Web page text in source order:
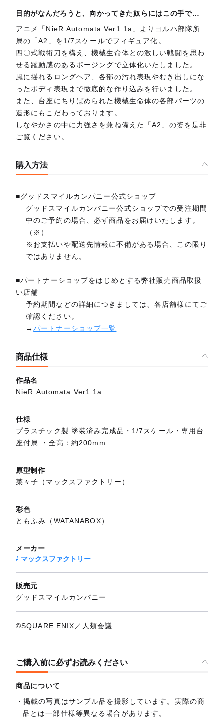
目的がなんだろうと、向かってきた奴らにはこの手で…
アニメ「NieR:Automata Ver1.1a」よりヨルハ部隊所
属の「A2」を1/7スケールでフィギュア化。
四〇式戦術刀を構え、機械生命体との激しい戦闘を思わ
せる躍動感のあるポージングで立体化いたしました。
風に揺れるロングヘア、各部の汚れ表現やむき出しにな
ったボディ表現まで徹底的な作り込みを行いました。
また、台座にちりばめられた機械生命体の各部パーツの
造形にもこだわっております。
しなやかさの中に力強さを兼ね備えた「A2」の姿を是非
ご覧ください。
購入方法
■グッドスマイルカンパニー公式ショップ
グッドスマイルカンパニー公式ショップでの受注期間
中のご予約の場合、必ず商品をお届けいたします。
（※）
※お支払いや配送先情報に不備がある場合、この限り
ではありません。
■パートナーショップをはじめとする弊社販売商品取扱
い店舗
予約期間などの詳細につきましては、各店舗様にてご
確認ください。
→パートナーショップ一覧
商品仕様
作品名
NieR:Automata Ver1.1a
仕様
プラスチック製 塗装済み完成品・1/7スケール・専用台
座付属 ・全高：約200mm
原型制作
菜々子（マックスファクトリー）
彩色
ともふみ（WATANABOX）
メーカー
マックスファクトリー
販売元
グッドスマイルカンパニー
©SQUARE ENIX／人類会議
ご購入前に必ずお読みください
商品について
掲載の写真はサンプル品を撮影しています。実際の商
品とは一部仕様等異なる場合があります。